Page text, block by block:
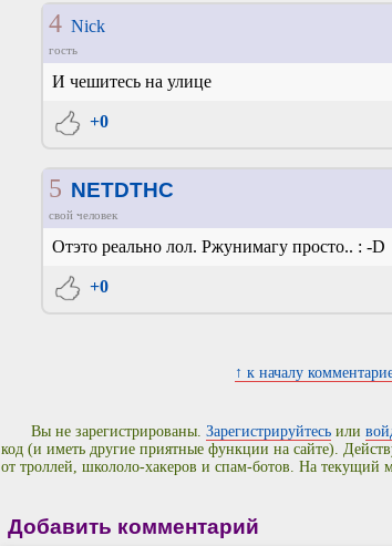
4 Nick
гость
И чешитесь на улице
+0
5 NETDTHC
свой человек
Отэто реально лол. Ржунимагу просто.. : -D
+0
↑ к началу
Вы не зарегистрированы.Зарегистрируйтесь или
код (и иметь другие приятные функции на сайте).
от троллей, школоло-хакеров и спам-ботов. На текущий
Добавить комментарий